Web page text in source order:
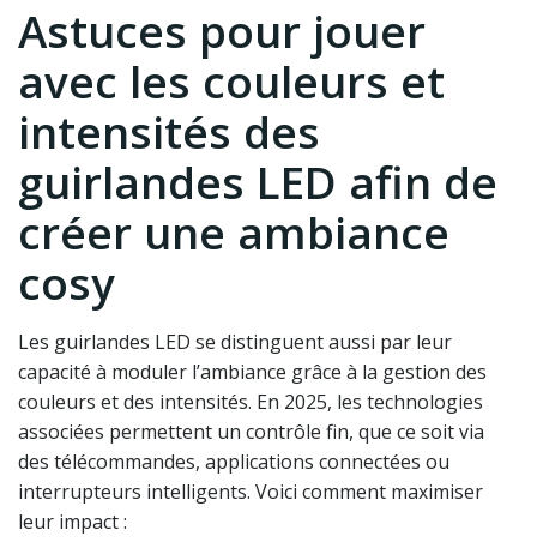
Astuces pour jouer
avec les couleurs et
intensités des
guirlandes LED afin de
créer une ambiance
cosy
Les guirlandes LED se distinguent aussi par leur
capacité à moduler l’ambiance grâce à la gestion des
couleurs et des intensités. En 2025, les technologies
associées permettent un contrôle fin, que ce soit via
des télécommandes, applications connectées ou
interrupteurs intelligents. Voici comment maximiser
leur impact :